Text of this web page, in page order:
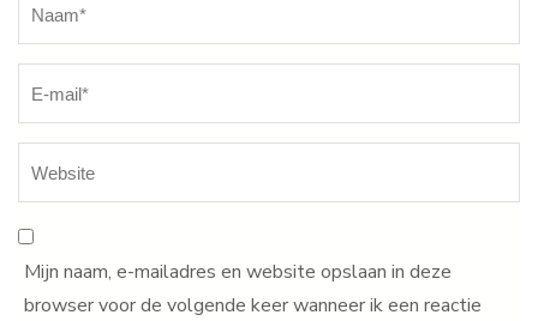
Mijn naam, e-mailadres en website opslaan in deze
browser voor de volgende keer wanneer ik een reactie